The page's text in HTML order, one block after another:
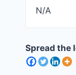
N/A
Spread the